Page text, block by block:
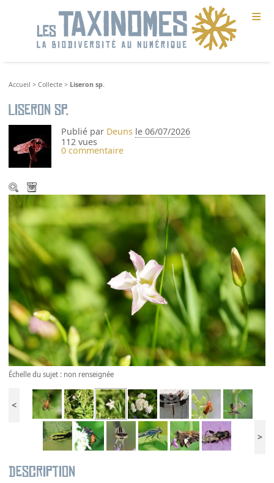
≡
Accueil >Collecte > Liseron sp.
Liseron sp.
Publié par Deuns le 06/07/2026
112 vues
0 commentaire
Échelle du sujet : non renseignée
<
>
Description